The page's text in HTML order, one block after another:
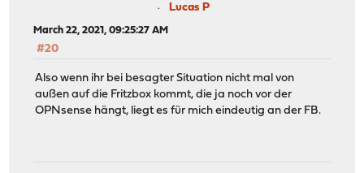
Lucas P
March 22, 2021, 09:25:27 AM
#20
Also wenn ihr bei besagter Situation nicht mal von
außen auf die Fritzbox kommt, die ja noch vor der
OPNsense hängt, liegt es für mich eindeutig an der FB.